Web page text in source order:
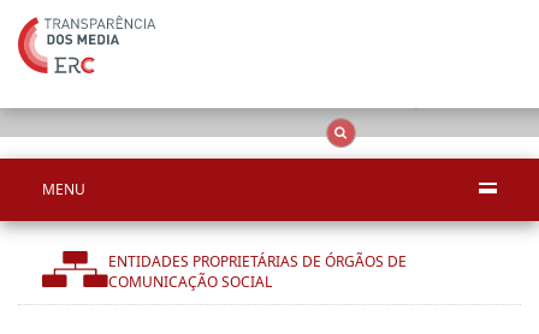
MENU
ENTIDADES PROPRIETÁRIAS DE ÓRGÃOS DE
COMUNICAÇÃO SOCIAL